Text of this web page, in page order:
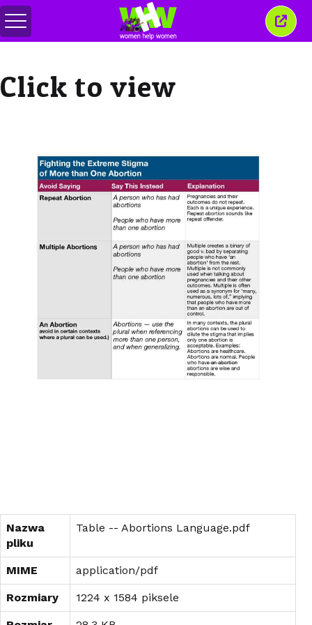
Przełącz
menu
to
Click to view
Nazwa
pliku
Table -- Abortions Language.pdf
MIME application/pdf
Rozmiary 1224 x 1584 piksele